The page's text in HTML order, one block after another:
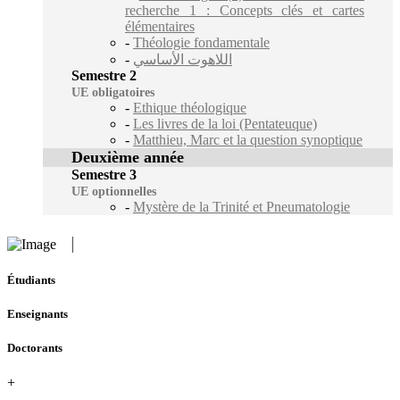
recherche 1 : Concepts clés et cartes
élémentaires
- Théologie fondamentale
- اللاهوت الأساسي
Semestre 2
UE obligatoires
- Ethique théologique
- Les livres de la loi (Pentateuque)
- Matthieu, Marc et la question synoptique
Deuxième année
Semestre 3
UE optionnelles
- Mystère de la Trinité et Pneumatologie
Étudiants
Enseignants
Doctorants
+